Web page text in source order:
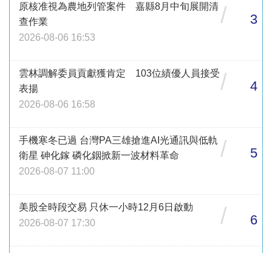
原核准視為農地列管案件 嘉縣8月中旬展開清
查作業
2026-08-06 16:53
/ 3
雲林調解委員貢獻獲肯定 103位績優人員接受
表揚
2026-08-06 16:58
/ 4
手機寒冬已過 台灣PA三雄搶進AI光通訊與低軌
衛星 砷化鎵 磷化銦掀新一波材料革命
2026-08-07 11:00
/ 5
美股全時段交易 只休一小時12月6日啟動
2026-08-07 17:30
/ 6